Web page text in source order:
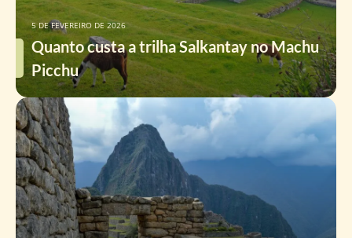
Quanto custa a trilha Salkantay no Machu
Picchu
5 DE FEVEREIRO DE 2026